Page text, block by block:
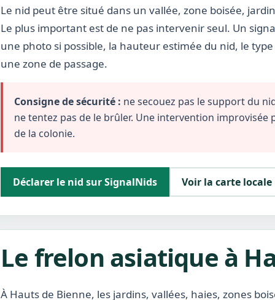
Le nid peut être situé dans un vallée, zone boisée,
Le plus important est de ne pas intervenir seul. Un
une photo si possible, la hauteur estimée du nid, le
une zone de passage.
Consigne de sécurité : ne secouez pas le support du
ne tentez pas de le brûler. Une intervention
de la colonie.
Déclarer le nid sur SignalNids Voir la carte locale
Le frelon asiatique à
À Hauts de Bienne, les jardins, vallées, haies, zones